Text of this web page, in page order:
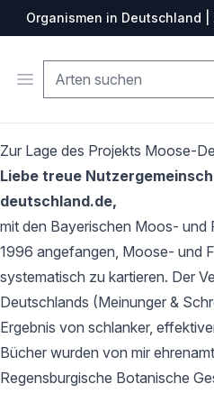
Organismen in Deutschland
Open menu
Zur Lage des Projekts Moose-
Liebe treue
deutschland.de,
mit den Bayerischen Moos- und
1996 angefangen, Moose- und
systematisch zu kartieren. Der
Deutschlands (Meinunger &
Ergebnis von schlanker,
Bücher wurden von mir
Regensburgische Botanische